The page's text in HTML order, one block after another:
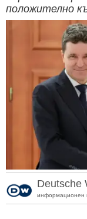
положително
Deutsche
информационен